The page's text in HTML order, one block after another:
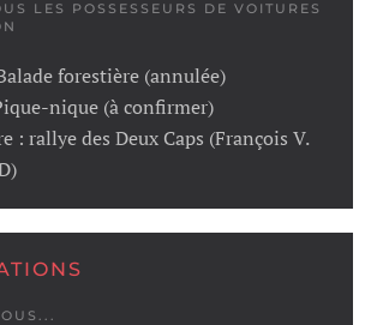
LES POSSESSEURS DE VOITURES
forestière (annulée)
nique (à confirmer)
: rallye des Deux Caps (François V.